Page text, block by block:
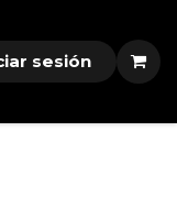
sesión